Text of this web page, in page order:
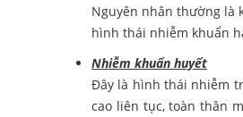
Nguyên nhân thường là
hình thái nhiễm khuẩn
Nhiễm khuẩn huyết
Đây là hình thái nhiễm
cao liên tục, toàn thân